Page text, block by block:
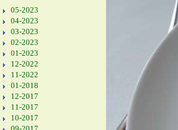
05-2023
04-2023
03-2023
02-2023
01-2023
12-2022
11-2022
01-2018
12-2017
11-2017
10-2017